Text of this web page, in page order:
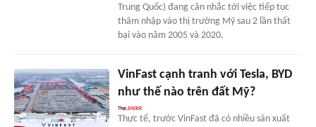
Trung Quốc) đang cân nhắc tới việc tiếp tục
thâm nhập vào thị trường Mỹ sau 2 lần thất
bại vào năm 2005 và 2020.
VinFast cạnh tranh với Tesla, BYD
như thế nào trên đất Mỹ?
Thực tế, trước VinFast đã có nhiều sản xuất